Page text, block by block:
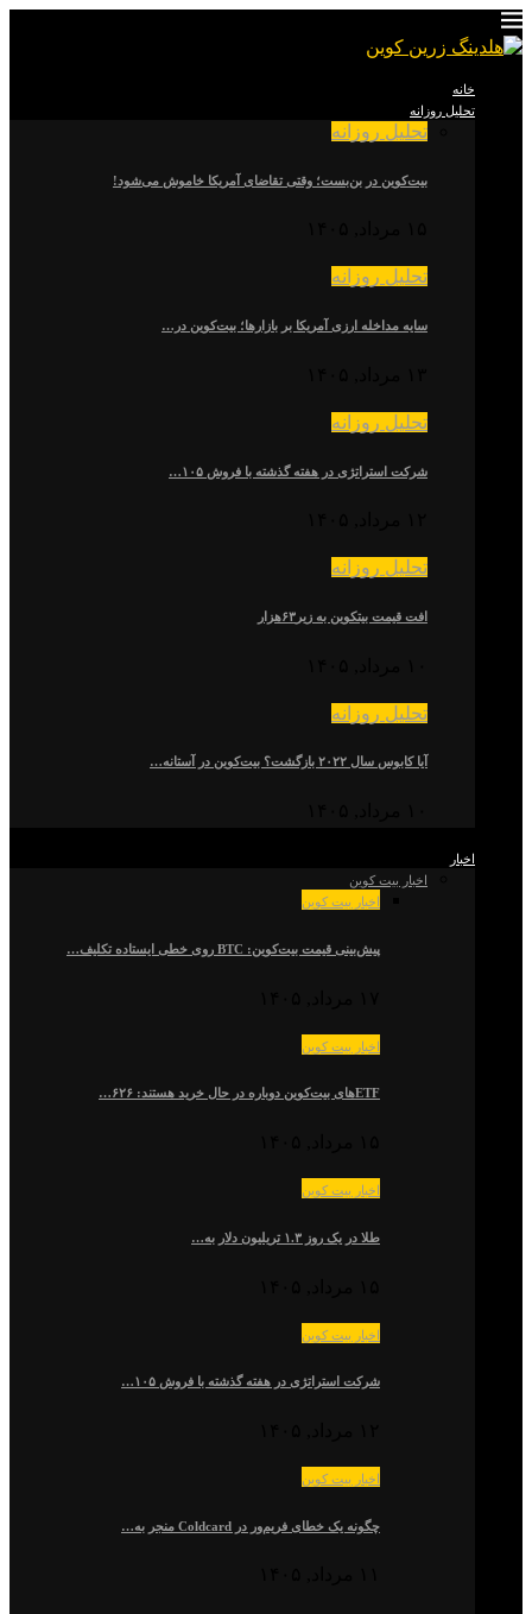
خانه
تحلیل روزانه
تحلیل روزانه
بیت‌کوین در بن‌بست؛ وقتی تقاضای آمریکا خاموش می‌شود!
تحلیل روزانه
سایه مداخله ارزی آمریکا بر بازارها؛ بیت‌کوین در…
تحلیل روزانه
شرکت استراتژی در هفته گذشته با فروش ۱۰۵…
تحلیل روزانه
افت قیمت بیتکوین به زیر۶۳هزار
تحلیل روزانه
آیا کابوس سال ۲۰۲۲ بازگشت؟ بیت‌کوین در آستانه…
اخبار
اخبار بیت کوین
اخبار بیت کوین
پیش‌بینی قیمت بیت‌کوین: BTC روی خطی ایستاده تکلیف…
اخبار بیت کوین
ETFهای بیت‌کوین دوباره در حال خرید هستند: ۶۲۶…
اخبار بیت کوین
طلا در یک روز ۱.۳ تریلیون دلار به…
اخبار بیت کوین
شرکت استراتژی در هفته گذشته با فروش ۱۰۵…
اخبار بیت کوین
چگونه یک خطای فریم‌ور در Coldcard منجر به…